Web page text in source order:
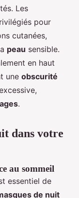
Les
pour
cutanées,
peau sensible.
en haut
une obscurité
.
dans votre
au sommeil
essentiel de
de nuit